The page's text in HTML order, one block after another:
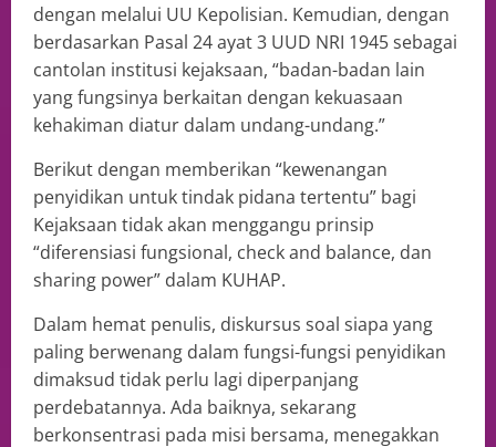
dengan melalui UU Kepolisian. Kemudian, dengan
berdasarkan Pasal 24 ayat 3 UUD NRI 1945 sebagai
cantolan institusi kejaksaan, “badan-badan lain
yang fungsinya berkaitan dengan kekuasaan
kehakiman diatur dalam undang-undang.”
Berikut dengan memberikan “kewenangan
penyidikan untuk tindak pidana tertentu” bagi
Kejaksaan tidak akan menggangu prinsip
“diferensiasi fungsional, check and balance, dan
sharing power” dalam KUHAP.
Dalam hemat penulis, diskursus soal siapa yang
paling berwenang dalam fungsi-fungsi penyidikan
dimaksud tidak perlu lagi diperpanjang
perdebatannya. Ada baiknya, sekarang
berkonsentrasi pada misi bersama, menegakkan